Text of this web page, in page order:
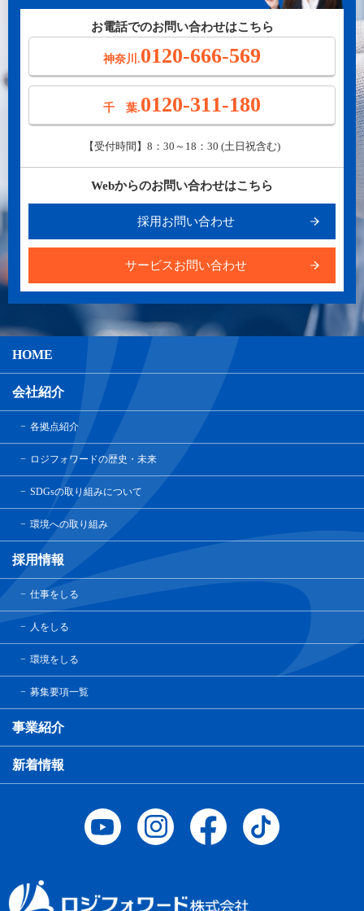
お電話でのお問い合わせはこちら
神奈川.0120-666-569
千 葉.0120-311-180
【受付時間】8：30～18：30 (土日祝含む)
Webからのお問い合わせはこちら
採用お問い合わせ
サービスお問い合わせ
HOME
会社紹介
各拠点紹介
ロジフォワードの歴史・未来
SDGsの取り組みについて
環境への取り組み
採用情報
仕事をしる
人をしる
環境をしる
募集要項一覧
事業紹介
新着情報